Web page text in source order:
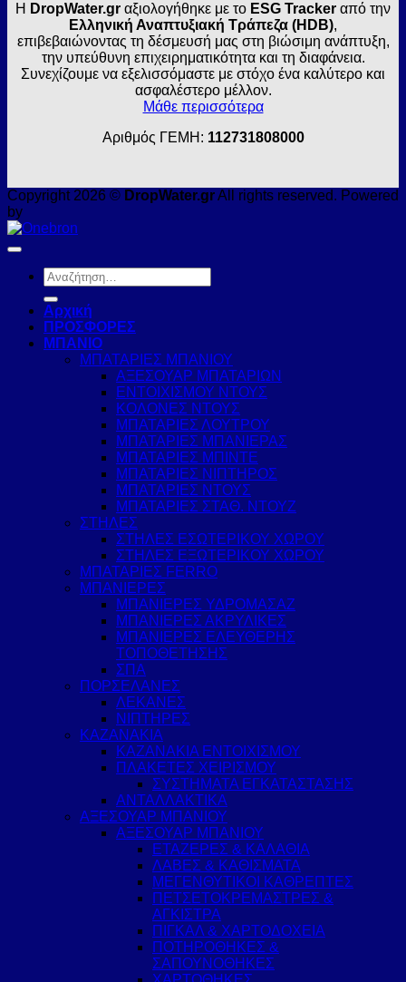
Η DropWater.gr αξιολογήθηκε με το ESG Tracker από την
Ελληνική Αναπτυξιακή Τράπεζα (HDB),
επιβεβαιώνοντας τη δέσμευσή μας στη βιώσιμη ανάπτυξη,
την υπεύθυνη επιχειρηματικότητα και τη διαφάνεια.
Συνεχίζουμε να εξελισσόμαστε με στόχο ένα καλύτερο και
ασφαλέστερο μέλλον.
Μάθε περισσότερα
Αριθμός ΓΕΜΗ: 112731808000
Copyright 2026 © DropWater.grAll rights reserved. Powered
by
Αναζήτηση
για:
Αρχική
ΠΡΟΣΦΟΡΕΣ
ΜΠΑΝΙΟ
ΜΠΑΤΑΡΙΕΣ ΜΠΑΝΙΟΥ
ΑΞΕΣΟΥΑΡ ΜΠΑΤΑΡΙΩΝ
ΕΝΤΟΙΧΙΣΜΟΥ ΝΤΟΥΣ
ΚΟΛΟΝΕΣ ΝΤΟΥΣ
ΜΠΑΤΑΡΙΕΣ ΛΟΥΤΡΟΥ
ΜΠΑΤΑΡΙΕΣ ΜΠΑΝΙΕΡΑΣ
ΜΠΑΤΑΡΙΕΣ ΜΠΙΝΤΕ
ΜΠΑΤΑΡΙΕΣ ΝΙΠΤΗΡΟΣ
ΜΠΑΤΑΡΙΕΣ ΝΤΟΥΣ
ΜΠΑΤΑΡΙΕΣ ΣΤΑΘ. ΝΤΟΥΖ
ΣΤΗΛΕΣ
ΣΤΗΛΕΣ ΕΣΩΤΕΡΙΚΟΥ ΧΩΡΟΥ
ΣΤΗΛΕΣ ΕΞΩΤΕΡΙΚΟΥ ΧΩΡΟΥ
ΜΠΑΤΑΡΙΕΣ FERRO
ΜΠΑΝΙΕΡΕΣ
ΜΠΑΝΙΕΡΕΣ ΥΔΡΟΜΑΣΑΖ
ΜΠΑΝΙΕΡΕΣ ΑΚΡΥΛΙΚΕΣ
ΜΠΑΝΙΕΡΕΣ ΕΛΕΥΘΕΡΗΣ
ΤΟΠΟΘΕΤΗΣΗΣ
ΣΠΑ
ΠΟΡΣΕΛΑΝΕΣ
ΛΕΚΑΝΕΣ
ΝΙΠΤΗΡΕΣ
ΚΑΖΑΝΑΚΙΑ
ΚΑΖΑΝΑΚΙΑ ΕΝΤΟΙΧΙΣΜΟΥ
ΠΛΑΚΕΤΕΣ ΧΕΙΡΙΣΜΟΥ
ΣΥΣΤΗΜΑΤΑ ΕΓΚΑΤΑΣΤΑΣΗΣ
ΑΝΤΑΛΛΑΚΤΙΚΑ
ΑΞΕΣΟΥΑΡ ΜΠΑΝΙΟΥ
ΑΞΕΣΟΥΑΡ ΜΠΑΝΙΟΥ
ΕΤΑΖΕΡΕΣ & ΚΑΛΑΘΙΑ
ΛΑΒΕΣ & ΚΑΘΙΣΜΑΤΑ
ΜΕΓΕΝΘΥΤΙΚΟΙ ΚΑΘΡΕΠΤΕΣ
ΠΕΤΣΕΤΟΚΡΕΜΑΣΤΡΕΣ &
ΑΓΚΙΣΤΡΑ
ΠΙΓΚΑΛ & ΧΑΡΤΟΔΟΧΕΙΑ
ΠΟΤΗΡΟΘΗΚΕΣ &
ΣΑΠΟΥΝΟΘΗΚΕΣ